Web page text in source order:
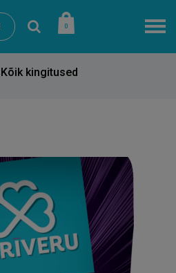
0
Kõik kingitused